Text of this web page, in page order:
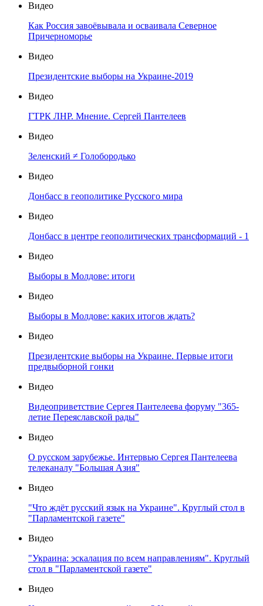
Видео
Как Россия завоёвывала и осваивала Северное
Причерноморье
Видео
Президентские выборы на Украине-2019
Видео
ГТРК ЛНР. Мнение. Сергей Пантелеев
Видео
Зеленский ≠ Голобородько
Видео
Донбасс в геополитике Русского мира
Видео
Донбасс в центре геополитических трансформаций - 1
Видео
Выборы в Молдове: итоги
Видео
Выборы в Молдове: каких итогов ждать?
Видео
Президентские выборы на Украине. Первые итоги
предвыборной гонки
Видео
Видеоприветствие Сергея Пантелеева форуму "365-
летие Переяславской рады"
Видео
О русском зарубежье. Интервью Сергея Пантелеева
телеканалу "Большая Азия"
Видео
"Что ждёт русский язык на Украине". Круглый стол в
"Парламентской газете"
Видео
"Украина: эскалация по всем направлениям". Круглый
стол в "Парламентской газете"
Видео